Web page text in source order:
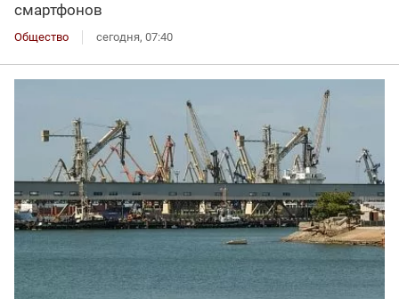
смартфонов
Общество сегодня, 07:40